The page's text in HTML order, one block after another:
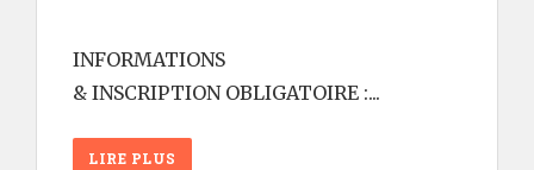
INFORMATIONS
& INSCRIPTION OBLIGATOIRE :...
LIRE PLUS